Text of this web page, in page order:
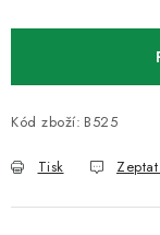
Kód zboží: B525
Tisk